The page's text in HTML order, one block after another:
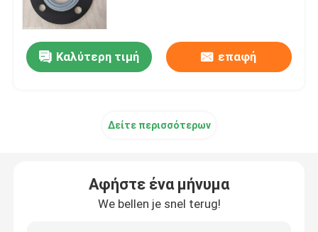
Διάφραγμα βαλβίδων σφυγμού
Καλύτερη τιμή επαφή
Δείτε περισσότερων
Αφήστε ένα μήνυμα
We bellen je snel terug!